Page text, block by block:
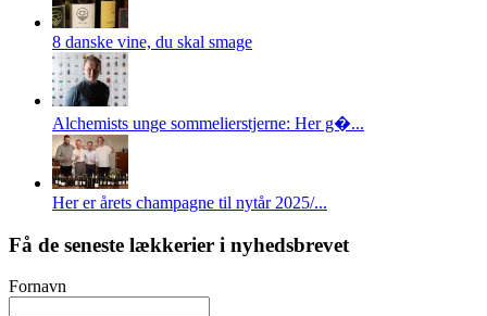
8 danske vine, du skal smage
Alchemists unge sommelierstjerne: Her g�...
Her er årets champagne til nytår 2025/...
Få de seneste lækkerier i nyhedsbrevet
Fornavn